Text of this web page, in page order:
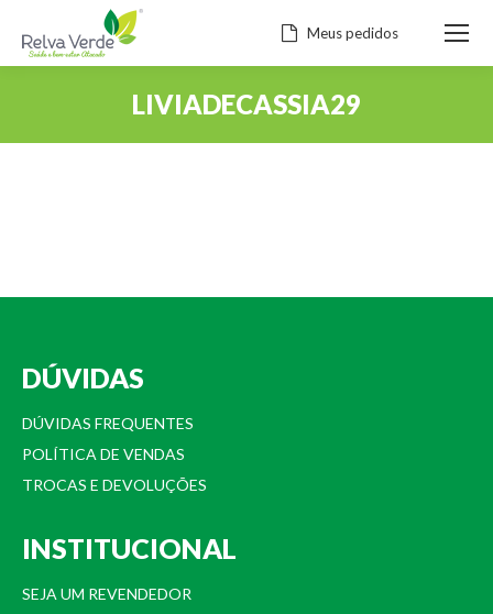
Meus pedidos
LIVIADECASSIA29
DÚVIDAS
DÚVIDAS FREQUENTES
POLÍTICA DE VENDAS
TROCAS E DEVOLUÇÕES
INSTITUCIONAL
SEJA UM REVENDEDOR